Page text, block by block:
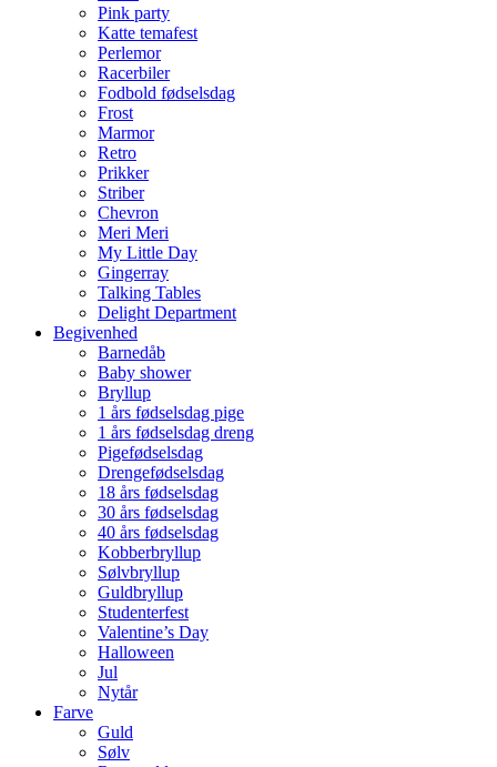
Pink party
Katte temafest
Perlemor
Racerbiler
Fodbold fødselsdag
Frost
Marmor
Retro
Prikker
Striber
Chevron
Meri Meri
My Little Day
Gingerray
Talking Tables
Delight Department
Begivenhed
Barnedåb
Baby shower
Bryllup
1 års fødselsdag pige
1 års fødselsdag dreng
Pigefødselsdag
Drengefødselsdag
18 års fødselsdag
30 års fødselsdag
40 års fødselsdag
Kobberbryllup
Sølvbryllup
Guldbryllup
Studenterfest
Valentine’s Day
Halloween
Jul
Nytår
Farve
Guld
Sølv